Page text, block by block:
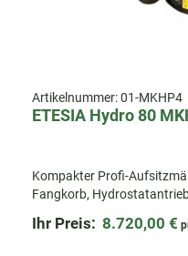
Artikelnummer:01-MKHP4
ETESIA Hydro 80
Kompakter Profi-
Fangkorb,
Ihr Preis: 8.720,00 €